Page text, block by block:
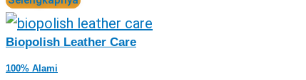
Biopolish Leather Care
100% Alami